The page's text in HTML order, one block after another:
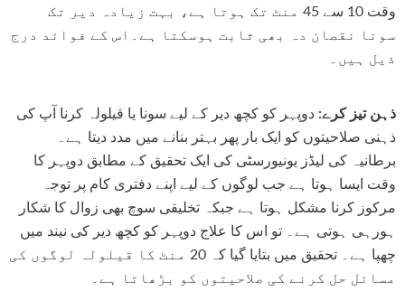
وقت 10 سے 45 منٹ تک ہوتا ہے، بہت زیادہ دیر تک
سونا نقصان دہ بھی ثابت ہوسکتا ہے۔اس کے فوائد درج
ذیل ہیں۔
ذہن تیز کرے: دوپہر کو کچھ دیر کے لیے سونا یا قیلولہ کرنا آپ کی
ذہنی صلاحیتوں کو ایک بار پھر بہتر بنانے میں مدد دیتا ہے۔
برطانیہ کی لیڈز یونیورسٹی کی ایک تحقیق کے مطابق دوپہر کا
وقت ایسا ہوتا ہے جب لوگوں کے لیے اپنے دفتری کام پر توجہ
مرکوز کرنا مشکل ہوتا ہے جبکہ تخلیقی سوچ بھی زوال کا شکار
ہورہی ہوتی ہے۔ تو اس کا علاج دوپہر کو کچھ دیر کی نیند میں
چھپا ہے۔ تحقیق میں بتایا گیا کہ 20 منٹ کا قیلولہ لوگوں کی
مسائل حل کرنے کی صلاحیتوں کو بڑھاتا ہے۔